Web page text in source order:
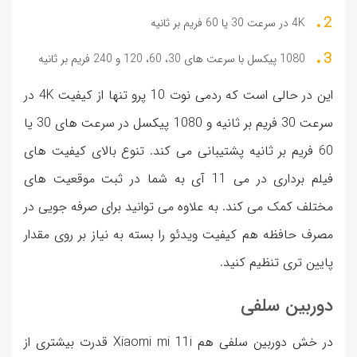
4K در سرعت 30 یا 60 فریم بر ثانیه
1080 پیکسل با سرعت های 30، 60، 120 و 240 فریم بر ثانیه
این در حالی است که ردمی نوت 10 پرو تنها از کیفیت 4K در
سرعت 30 فریم بر ثانیه و 1080 پیکسل در سرعت های 30 یا
60 فریم بر ثانیه پشتیبانی می کند. تنوع بالای کیفیت های
فیلم برداری در می 11 آی به شما در ثبت موقعیت های
مختلف کمک می کند. به علاوه می توانید برای صرفه جویی در
مصرف حافظه هم کیفیت ویدئو را بسته به نیاز بر روی مقدار
پایین تری تنظیم کنید.
دوربین سلفی
در خش دوربین سلفی هم Xiaomi mi 11i قدرت بیشتری از